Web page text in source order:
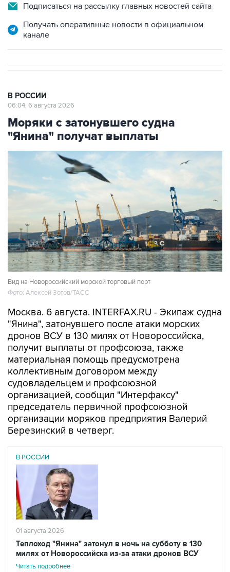
Подписаться на рассылку главных новостей сайта
Получать оперативные новости в официальном
канале
В РОССИИ
06:04, 6 августа 2026
Моряки с затонувшего судна
"Янина" получат выплаты
Вид на Новороссийский морской торговый порт
Фото: Алексей Зотов/ТАСС
Москва. 6 августа. INTERFAX.RU - Экипаж судна
"Янина", затонувшего после атаки морских
дронов ВСУ в 130 милях от Новороссийска,
получит выплаты от профсоюза, также
материальная помощь предусмотрена
коллективным договором между
судовладельцем и профсоюзной
организацией, сообщил "Интерфаксу"
председатель первичной профсоюзной
организации моряков предприятия Валерий
Березинский в четверг.
В РОССИИ
01 августа 2026
Теплоход "Янина" затонул в ночь на субботу в 130
милях от Новороссийска из-за атаки дронов ВСУ
Читать подробнее